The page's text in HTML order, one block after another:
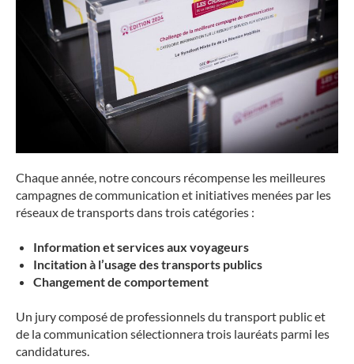
Chaque année, notre concours récompense les meilleures
campagnes de communication et initiatives menées par les
réseaux de transports dans trois catégories :
Information et services aux voyageurs
Incitation à l’usage des transports publics
Changement de comportement
Un jury composé de professionnels du transport public et
de la communication sélectionnera trois lauréats parmi les
candidatures.